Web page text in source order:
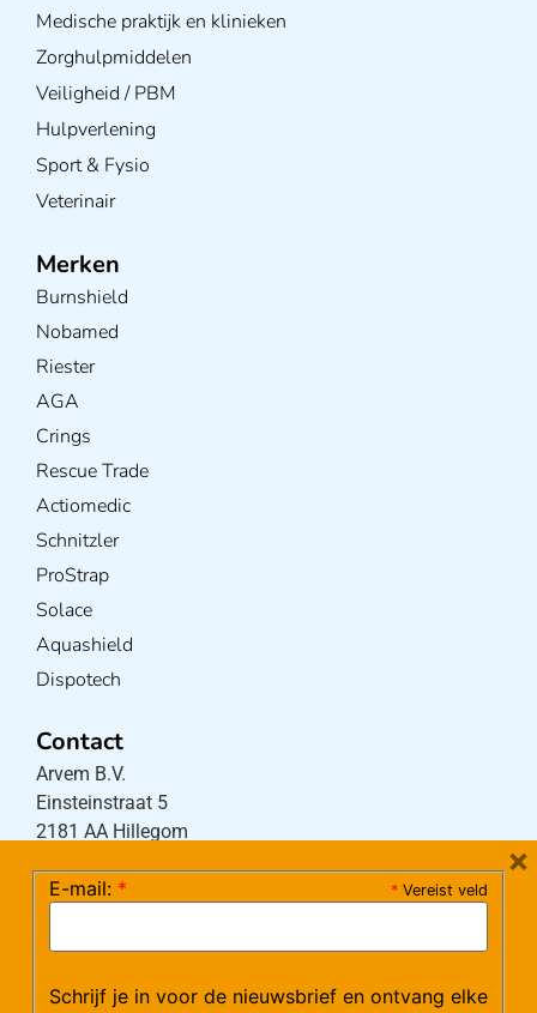
Medische praktijk en klinieken
Zorghulpmiddelen
Veiligheid / PBM
Hulpverlening
Sport & Fysio
Veterinair
Merken
Burnshield
Nobamed
Riester
AGA
Crings
Rescue Trade
Actiomedic
Schnitzler
ProStrap
Solace
Aquashield
Dispotech
Contact
Arvem B.V.
Einsteinstraat 5
2181 AA Hillegom
(maandag – donderdag 08:30-17:15 uur / vrijdag
Mail:klantenservice@arvem.nl
* Vereist veld
E-mail: *
Schrijf je in voor de nieuwsbrief en ontvang elke
×